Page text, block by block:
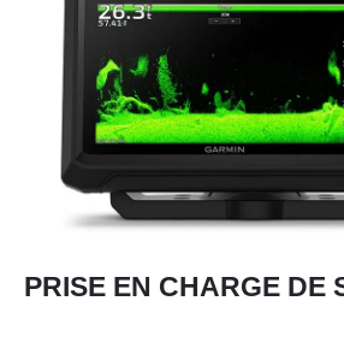
PRISE EN CHARGE DE